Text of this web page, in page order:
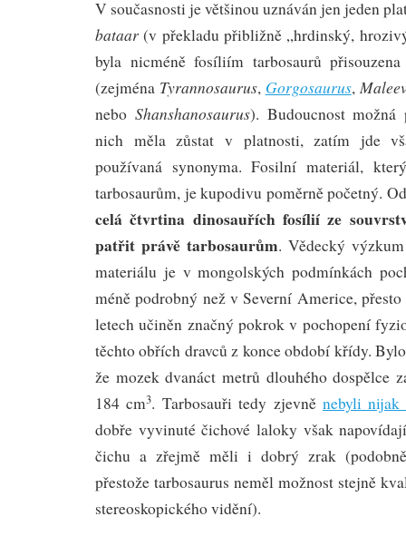
V současnosti je většinou uznáván jen jeden
bataar(v překladu přibližně „hrdinský,
byla nicméně fosíliím tarbosaurů
(zejména Tyrannosaurus, Gorgosaurus,
nebo Shanshanosaurus). Budoucnost
nich měla zůstat v platnosti, zatím jde
používaná synonyma. Fosilní materiál,
tarbosaurům, je kupodivu poměrně početný.
celá čtvrtina dinosauřích fosílií ze
patřit právě tarbosaurům. Vědecký
materiálu je v mongolských podmínkách
méně podrobný než v Severní Americe,
letech učiněn značný pokrok v pochopení
těchto obřích dravců z konce období křídy.
že mozek dvanáct metrů dlouhého dospělce
184 cm3. Tarbosauři tedy zjevně nebyli nijak
dobře vyvinuté čichové laloky však
čichu a zřejmě měli i dobrý zrak
přestože tarbosaurus neměl možnost stejně
stereoskopického vidění).